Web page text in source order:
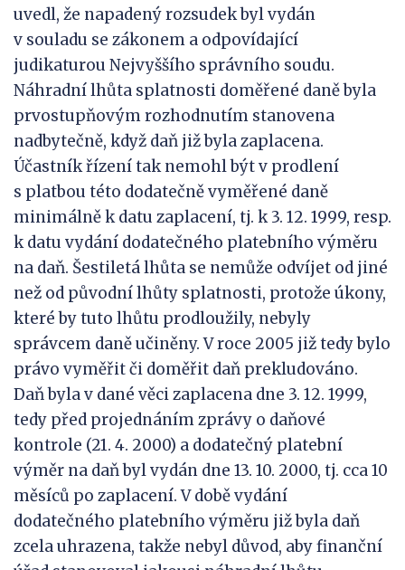
uvedl, že napadený rozsudek byl vydán
v souladu se zákonem a odpovídající
judikaturou Nejvyššího správního soudu.
Náhradní lhůta splatnosti doměřené daně byla
prvostupňovým rozhodnutím stanovena
nadbytečně, když daň již byla zaplacena.
Účastník řízení tak nemohl být v prodlení
s platbou této dodatečně vyměřené daně
minimálně k datu zaplacení, tj. k 3. 12. 1999, resp.
k datu vydání dodatečného platebního výměru
na daň. Šestiletá lhůta se nemůže odvíjet od jiné
než od původní lhůty splatnosti, protože úkony,
které by tuto lhůtu prodloužily, nebyly
správcem daně učiněny. V roce 2005 již tedy bylo
právo vyměřit či doměřit daň prekludováno.
Daň byla v dané věci zaplacena dne 3. 12. 1999,
tedy před projednáním zprávy o daňové
kontrole (21. 4. 2000) a dodatečný platební
výměr na daň byl vydán dne 13. 10. 2000, tj. cca 10
měsíců po zaplacení. V době vydání
dodatečného platebního výměru již byla daň
zcela uhrazena, takže nebyl důvod, aby finanční